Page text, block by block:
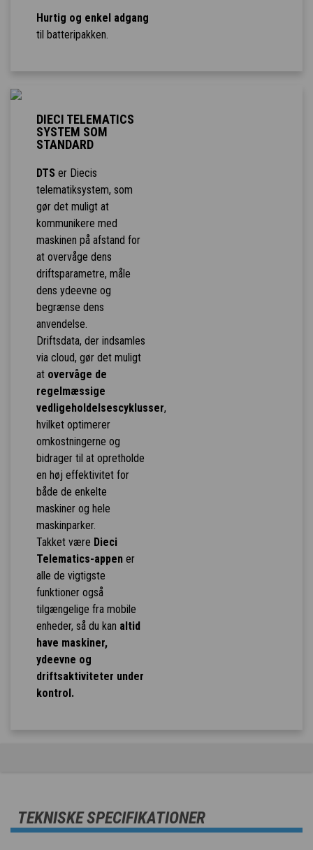
Hurtig og enkel adgang
til batteripakken.
DIECI TELEMATICS
SYSTEM SOM
STANDARD
DTS er Diecis
telematiksystem, som
gør det muligt at
kommunikere med
maskinen på afstand for
at overvåge dens
driftsparametre, måle
dens ydeevne og
begrænse dens
anvendelse.
Driftsdata, der indsamles
via cloud, gør det muligt
at overvåge de
regelmæssige
vedligeholdelsescyklusser,
hvilket optimerer
omkostningerne og
bidrager til at opretholde
en høj effektivitet for
både de enkelte
maskiner og hele
maskinparker.
Takket være Dieci
Telematics-appener
alle de vigtigste
funktioner også
tilgængelige fra mobile
enheder, så du kan altid
have maskiner,
ydeevne og
driftsaktiviteter under
kontrol.
TEKNISKE SPECIFIKATIONER